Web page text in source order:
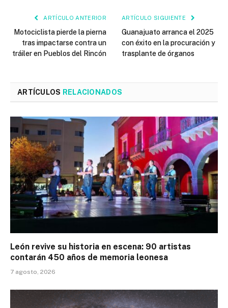
ARTÍCULO ANTERIOR
Motociclista pierde la pierna
tras impactarse contra un
tráiler en Pueblos del Rincón
ARTÍCULO SIGUIENTE
Guanajuato arranca el 2025
con éxito en la procuración y
trasplante de órganos
ARTÍCULOS RELACIONADOS
León revive su historia en escena: 90 artistas
contarán 450 años de memoria leonesa
7 agosto, 2026